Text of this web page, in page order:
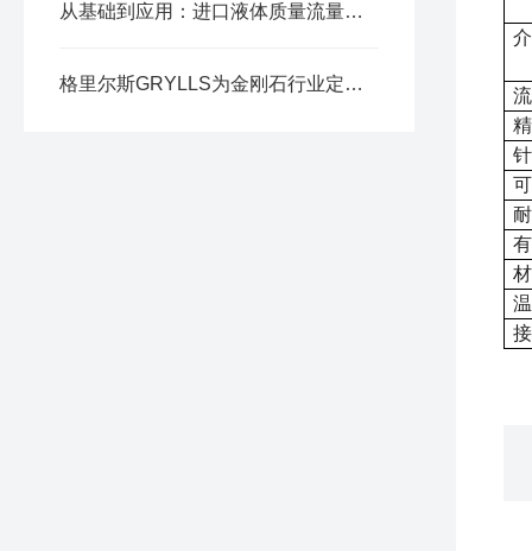
从基础到应用：进口液体质量流量计的全面解析
格里尔斯GRYLLS为金刚石行业定制气路盘